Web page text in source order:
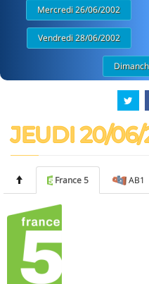
Mercredi 26/06/2002
Vendredi 28/06/2002
JEUDI 20/
France 5 AB1